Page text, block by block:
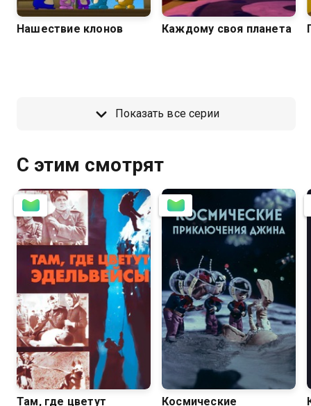
Нашествие клонов Каждому своя планета
Показать все серии
С этим смотрят
5.7 6.8
Там, где цветут Космические